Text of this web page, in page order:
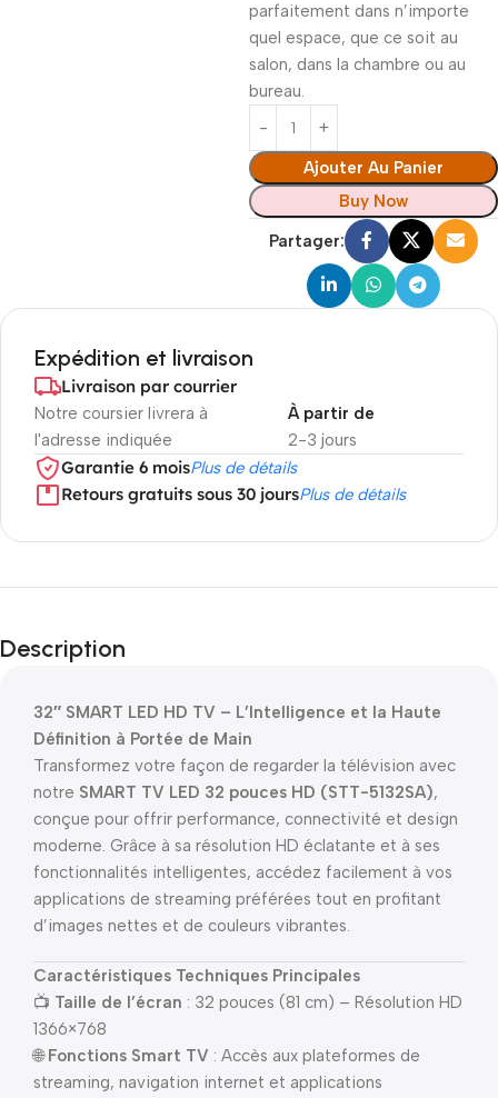
parfaitement dans n’importe
quel espace, que ce soit au
salon, dans la chambre ou au
bureau.
Ajouter Au Panier
Buy Now
Partager:
Expédition et livraison
Livraison par courrier
Notre coursier livrera à
l'adresse indiquée
2-3 jours
À partir de
Garantie 6 moisPlus de détails
Retours gratuits sous 30 joursPlus de détails
Description
32″ SMART LED HD TV – L’Intelligence et la Haute
Définition à Portée de Main
Transformez votre façon de regarder la télévision avec
notre SMART TV LED 32 pouces HD (STT-5132SA),
conçue pour offrir performance, connectivité et design
moderne. Grâce à sa résolution HD éclatante et à ses
fonctionnalités intelligentes, accédez facilement à vos
applications de streaming préférées tout en profitant
d’images nettes et de couleurs vibrantes.
Caractéristiques Techniques Principales
📺 Taille de l’écran : 32 pouces (81 cm) – Résolution HD
1366×768
🌐Fonctions Smart TV : Accès aux plateformes de
streaming, navigation internet et applications